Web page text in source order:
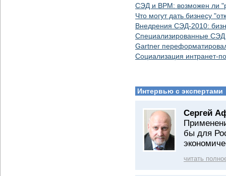
СЭД и ВРM: возможен ли
Что могут дать бизнесу
Внедрения СЭД-2010:
Специализированные СЭД
Gartner
Социализация интранет-
Интервью с экспертами
Сергей
бы для
читать